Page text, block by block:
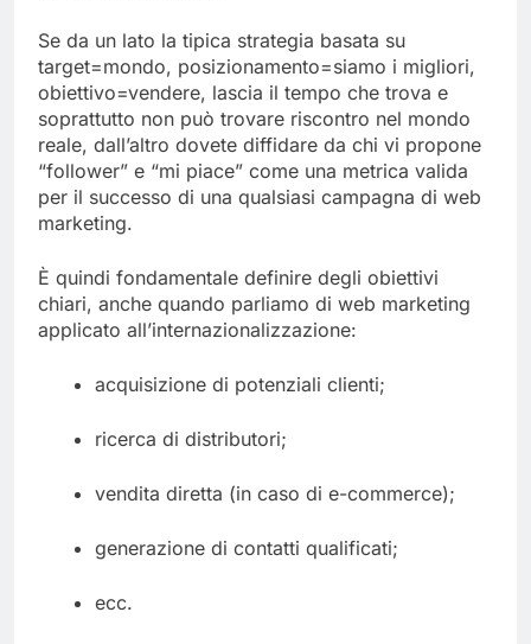
Se da un lato la tipica strategia basata su
target=mondo, posizionamento=siamo i migliori,
obiettivo=vendere, lascia il tempo che trova e
soprattutto non può trovare riscontro nel mondo
reale, dall’altro dovete diffidare da chi vi propone
“follower” e “mi piace” come una metrica valida
per il successo di una qualsiasi campagna di web
marketing.
È quindi fondamentale definire degli obiettivi
chiari, anche quando parliamo di web marketing
applicato all’internazionalizzazione:
acquisizione di potenziali clienti;
ricerca di distributori;
vendita diretta (in caso di e-commerce);
generazione di contatti qualificati;
ecc.